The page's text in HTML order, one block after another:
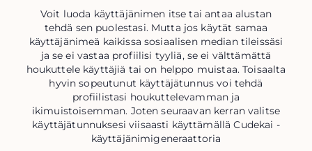
Voit luoda käyttäjänimen itse tai antaa alustan
tehdä sen puolestasi. Mutta jos käytät samaa
käyttäjänimeä kaikissa sosiaalisen median tileissäsi
ja se ei vastaa profiilisi tyyliä, se ei välttämättä
houkuttele käyttäjiä tai on helppo muistaa. Toisaalta
hyvin sopeutunut käyttäjätunnus voi tehdä
profiilistasi houkuttelevamman ja
ikimuistoisemman. Joten seuraavan kerran valitse
käyttäjätunnuksesi viisaasti käyttämällä Cudekai -
käyttäjänimigeneraattoria